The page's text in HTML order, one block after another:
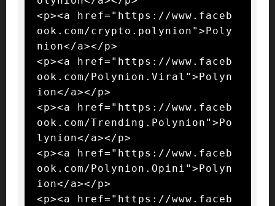
<p><a href="https://www.faceb
ook.com/crypto.polynion">Poly
nion</a></p>
<p><a href="https://www.faceb
ook.com/Polynion.Viral">Polyn
ion</a></p>
<p><a href="https://www.faceb
ook.com/Trending.Polynion">Po
lynion</a></p>
<p><a href="https://www.faceb
ook.com/Polynion.Opini">Polyn
ion</a></p>
<p><a href="https://www.faceb